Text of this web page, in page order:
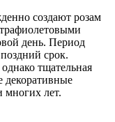
создают розам
день. Период
срок.
тщательная
декоративные
многих лет.